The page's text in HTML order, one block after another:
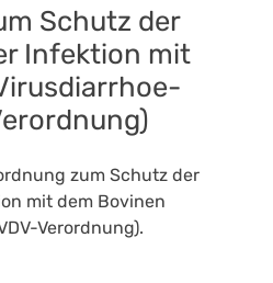
Schutz der
Infektion mit
zum Schutz der
mit dem Bovinen
Verordnung).